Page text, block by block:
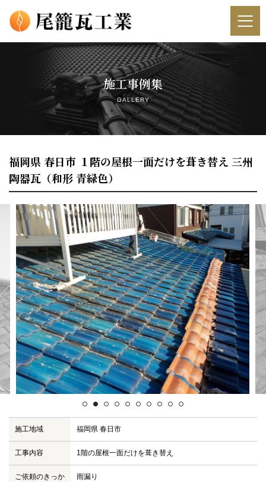
選ばれる理由
屋根瓦工事について
その他の工事について
オンライン屋根リフォーム相談
お問い合わせ
施工事例集
尾籠瓦ニュース
施工事例集
GALLERY
福岡県 春日市 １階の屋根一面だけを葺き替え 三州
陶器瓦（和形 青緑色）
施工地域 福岡県 春日市
工事内容 1階の屋根一面だけを葺き替え
ご依頼のきっか
雨漏り